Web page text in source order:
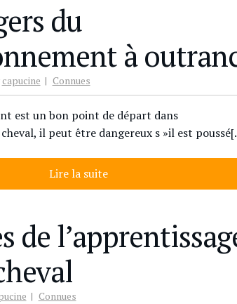
du
à
capucine Connues
est un bon point de départ dans
il peut être dangereux s »il est
Lire la suite
de
Connues